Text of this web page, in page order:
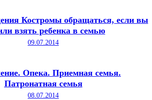
Костромы обращаться, если вы
взять ребенка в семью
09.07.2014
Опека. Приемная семья.
Патронатная семья
08.07.2014